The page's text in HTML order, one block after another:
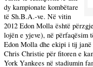
dy kampionate kombëtare
të Sh.B.A.-ve. Në vitin
2012 Edon Molla është
lojën e yjeve), në përfaqësim
Edon Molla dhe ekipi i tij
Chris Christie për fitoren e
York Yankees në stadiumin